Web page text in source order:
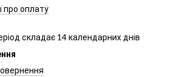
про оплату
складає 14 календарних днів